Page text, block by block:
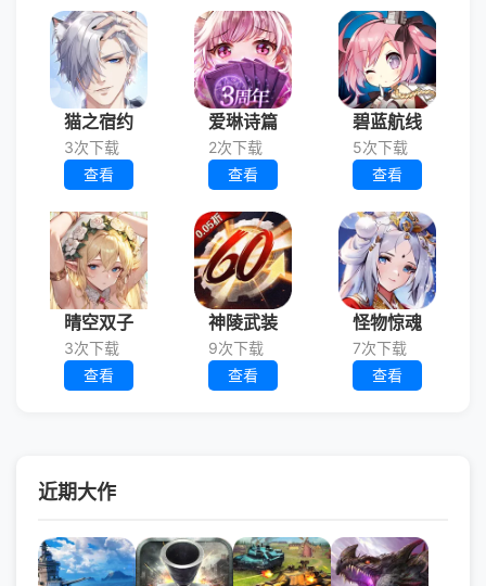
猫之宿约
3次下载
查看
爱琳诗篇
2次下载
查看
碧蓝航线
5次下载
查看
晴空双子
3次下载
查看
神陵武装
9次下载
查看
怪物惊魂
7次下载
查看
近期大作